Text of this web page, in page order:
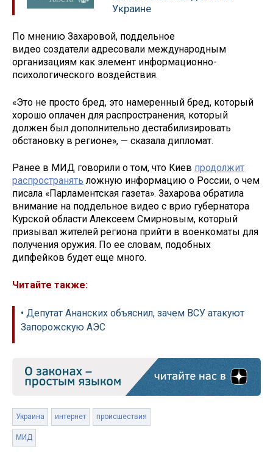
Украине
По мнению Захаровой, поддельное
видео создатели адресовали международным
организациям как элемент информационно-
психологического воздействия.
«Это не просто бред, это намеренный бред, который
хорошо оплачен для распространения, который
должен был дополнительно дестабилизировать
обстановку в регионе», — сказала дипломат.
Ранее в МИД говорили о том, что Киев продолжит
распространять ложную информацию о России, о чем
писала «Парламентская газета». Захарова обратила
внимание на поддельное видео с врио губернатора
Курской области Алексеем Смирновым, который
призывал жителей региона прийти в военкоматы для
получения оружия. По ее словам, подобных
дипфейков будет еще много.
Читайте также:
• Депутат Ананских объяснил, зачем ВСУ атакуют
Запорожскую АЭС
Украина интернет происшествия
МИД